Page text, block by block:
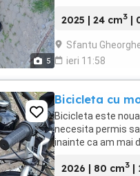
5
2025 | 24 cm3 |
Sfantu
ieri 11:58
Bicicleta cu
Bicicleta este
necesita permis
inainte ca am mai
2026 | 80 cm3 |